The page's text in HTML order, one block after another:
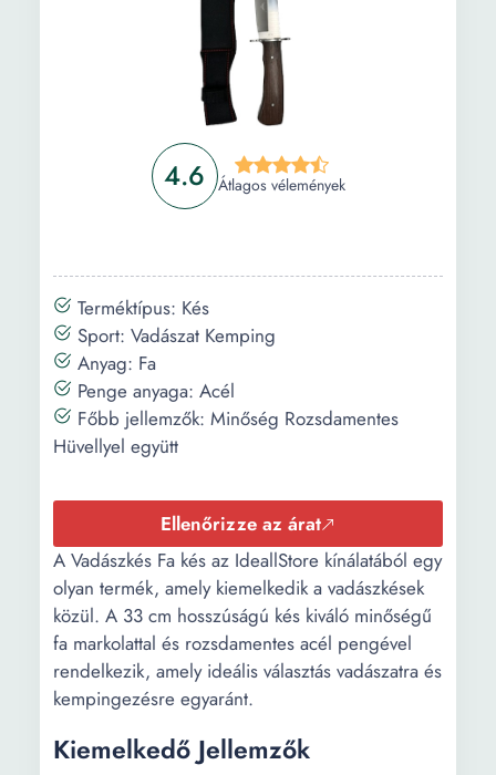
4.6 Átlagos vélemények
Terméktípus: Kés
Sport: Vadászat Kemping
Anyag: Fa
Penge anyaga: Acél
Főbb jellemzők: Minőség Rozsdamentes
Hüvellyel együtt
Ellenőrizze az árat
A Vadászkés Fa kés az IdeallStore kínálatából egy
olyan termék, amely kiemelkedik a vadászkések
közül. A 33 cm hosszúságú kés kiváló minőségű
fa markolattal és rozsdamentes acél pengével
rendelkezik, amely ideális választás vadászatra és
kempingezésre egyaránt.
Kiemelkedő Jellemzők